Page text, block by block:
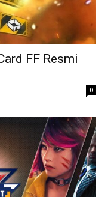
FF Resmi
0